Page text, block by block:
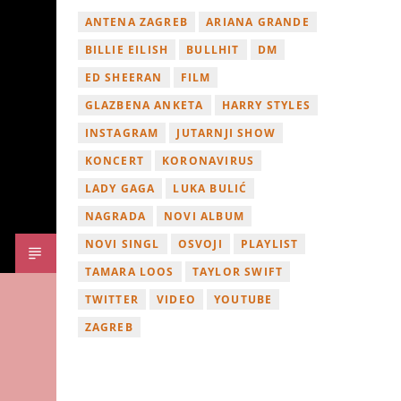
ANTENA ZAGREB
ARIANA GRANDE
BILLIE EILISH
BULLHIT
DM
ED SHEERAN
FILM
GLAZBENA ANKETA
HARRY STYLES
INSTAGRAM
JUTARNJI SHOW
KONCERT
KORONAVIRUS
LADY GAGA
LUKA BULIĆ
NAGRADA
NOVI ALBUM
NOVI SINGL
OSVOJI
PLAYLIST
TAMARA LOOS
TAYLOR SWIFT
TWITTER
VIDEO
YOUTUBE
ZAGREB